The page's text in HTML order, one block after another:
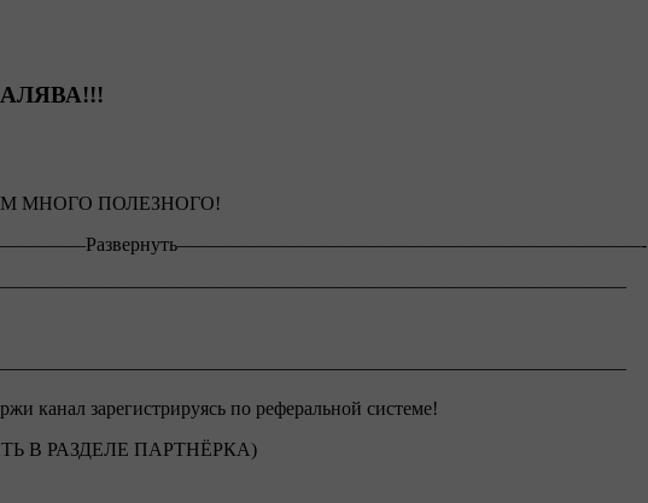
МНОГО ПОЛЕЗНОГО!
канал зарегистрируясь по реферальной системе!
В РАЗДЕЛЕ ПАРТНЁРКА)